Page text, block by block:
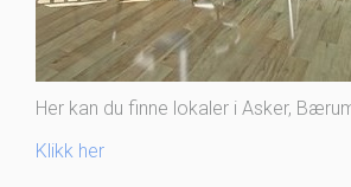
Her kan du finne lokaler i Asker,
Klikk her